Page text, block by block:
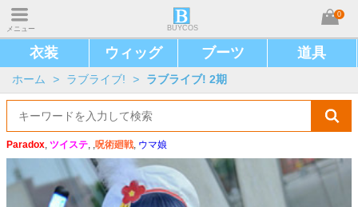
メニュー BUYCOS
0
衣装 ウィッグ ブーツ 道具
ホーム > ラブライブ! > ラブライブ! 2期
Paradox, ツイステ, ,呪術廻戦, ウマ娘